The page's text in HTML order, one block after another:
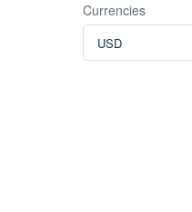
Currencies
USD